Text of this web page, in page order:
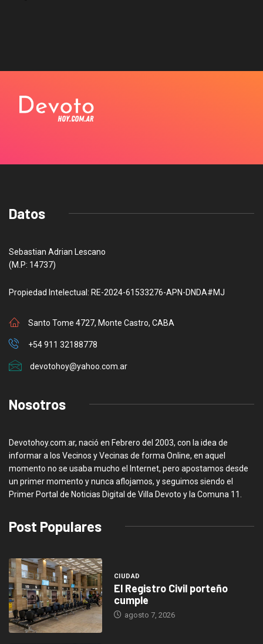
Datos
Sebastian Adrian Lescano
(M.P: 14737)
Propiedad Intelectual: RE-2024-61533276-APN-DNDA#MJ
Santo Tome 4727, Monte Castro, CABA
+54 911 32188778
devotohoy@yahoo.com.ar
Nosotros
Devotohoy.com.ar, nació en Febrero del 2003, con la idea de
informar a los Vecinos y Vecinas de forma Online, en aquel
momento no se usaba mucho el Internet, pero apostamos desde
un primer momento y nunca aflojamos, y seguimos siendo el
Primer Portal de Noticias Digital de Villa Devoto y la Comuna 11.
Post Populares
CIUDAD
El Registro Civil porteño
cumple
agosto 7, 2026